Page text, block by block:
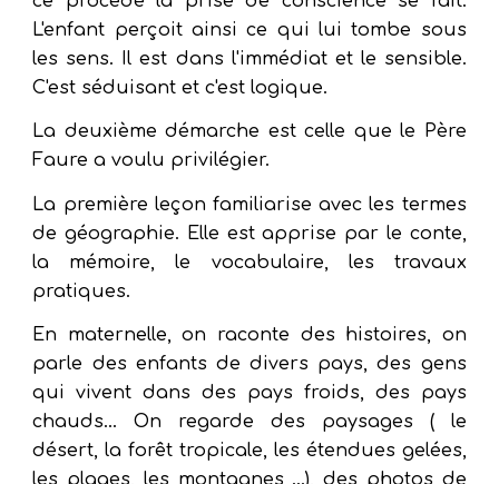
L'enfant perçoit ainsi ce qui lui tombe sous
les sens. Il est dans l'immédiat et le sensible.
C'est séduisant et c'est logique.
La deuxième démarche est celle que le Père
Faure a voulu privilégier.
La première leçon familiarise avec les termes
de géographie. Elle est apprise par le conte,
la mémoire, le vocabulaire, les travaux
pratiques.
En maternelle, on raconte des histoires, on
parle des enfants de divers pays, des gens
qui vivent dans des pays froids, des pays
chauds... On regarde des paysages ( le
désert, la forêt tropicale, les étendues gelées,
les plages, les montagnes …), des photos de